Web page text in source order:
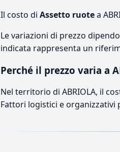
Il costo di Assetto ruotea
Le variazioni di prezzo
indicata rappresenta un
Perché il prezzo varia a
Nel territorio di ABRIOLA, il
Fattori logistici e